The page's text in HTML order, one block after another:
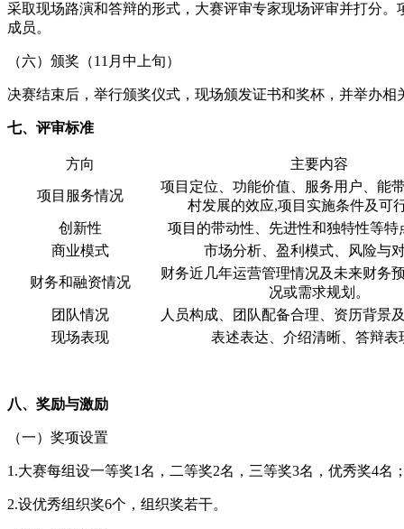
采取现场路演和答辩的形式，大赛评审专家现场评审并打分
成员。
（六）颁奖（11月中上旬）
决赛结束后，举行颁奖仪式，现场颁发证书和奖杯，并举办相
七、评审标准
方向 主要内容
项目服务情况
项目定位、功能价值、服务用户、能
村发展的效应,项目实施条件及可
创新性
项目的带动性、先进性和独特性等特
商业模式
市场分析、盈利模式、风险与
财务和融资情况
财务近几年运营管理情况及未来财务
况或需求规划。
团队情况
人员构成、团队配备合理、资历背景
现场表现
表述表达、介绍清晰、答辩表
八、奖励与激励
（一）奖项设置
1.大赛每组设一等奖1名，二等奖2名，三等奖3名，优秀奖4名
2.设优秀组织奖6个，组织奖若干。